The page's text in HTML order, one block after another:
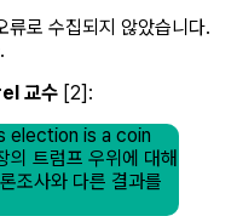
로 수집되지 않았습니다.
교수 [2]:
election is a coin
트럼프 우위에 대해
조사와 다른 결과를